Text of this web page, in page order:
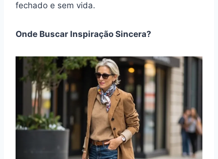
fechado e sem vida.
Onde Buscar Inspiração Sincera?